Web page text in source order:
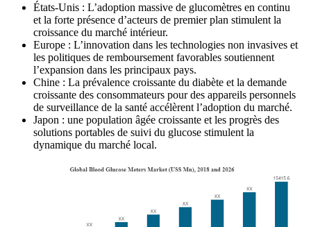
États-Unis : L’adoption massive de glucomètres en continu
et la forte présence d’acteurs de premier plan stimulent la
croissance du marché intérieur.
Europe : L’innovation dans les technologies non invasives et
les politiques de remboursement favorables soutiennent
l’expansion dans les principaux pays.
Chine : La prévalence croissante du diabète et la demande
croissante des consommateurs pour des appareils personnels
de surveillance de la santé accélèrent l’adoption du marché.
Japon : une population âgée croissante et les progrès des
solutions portables de suivi du glucose stimulent la
dynamique du marché local.